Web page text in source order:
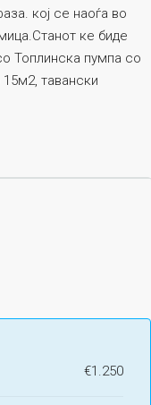
кој се наоѓа во
ке биде
Топлинска пумпа со
тавански
€1.250